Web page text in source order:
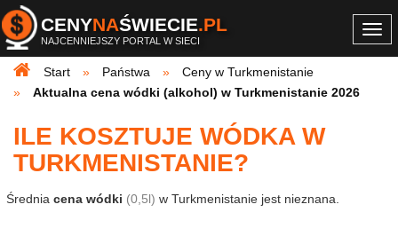
CENYNAŚWIECIE.PL
NAJCENNIEJSZY PORTAL W SIECI
Start
Państwa
Ceny w Turkmenistanie
Aktualna cena wódki (alkohol) w Turkmenistanie 2026
ILE KOSZTUJE WÓDKA W
TURKMENISTANIE?
Średnia cena wódki (0,5l) w Turkmenistanie jest nieznana.